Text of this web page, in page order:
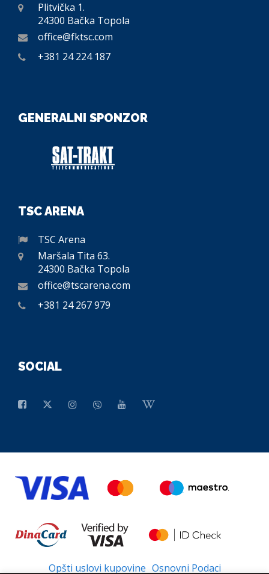
Plitvička 1.
24300 Bačka Topola
office@fktsc.com
+381 24 224 187
GENERALNI SPONZOR
TSC ARENA
TSC Arena
Maršala Tita 63.
24300 Bačka Topola
office@tscarena.com
+381 24 267 979
SOCIAL
Opšti uslovi kupovine Osnovni Podaci